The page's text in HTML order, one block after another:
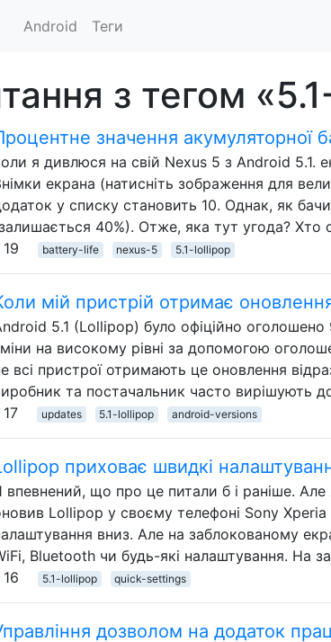
Android Теги
з тегом
значення акумуляторної
я дивлюся на свій Nexus 5 з Android 5.1.
екрана (натисніть зображення для
у списку становить 10. Однак, як
40%). Отже, яка тут угода?
19
battery-life nexus-5 5.1-lollipop
мій пристрій отримає
5.1 (Lollipop) було офіційно
на високому рівні за допомогою
всі пристрої отримають це оновлення
та постачальник часто вирішують
17
updates 5.1-lollipop android-versions
приховає швидкі
впевнений, що про це питали б і раніше.
Lollipop у своєму телефоні Sony
вниз. Але на заблокованому
Bluetooth чи будь-які налаштування. На
16
5.1-lollipop quick-settings
дозволом на додаток